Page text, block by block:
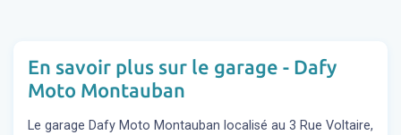
En savoir plus sur le garage - Dafy
Moto Montauban
Le garage Dafy Moto Montauban localisé au 3 Rue Voltaire,